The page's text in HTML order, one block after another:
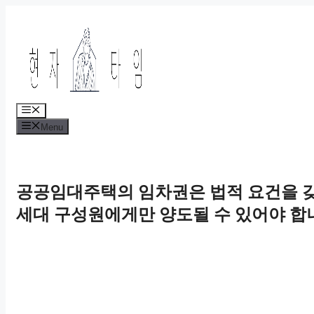
Menu
Menu
공공임대주택의 임차권은 법적 요건을
세대 구성원에게만 양도될 수 있어야 합